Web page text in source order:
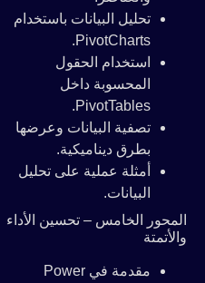
تحليل البيانات باستخدام
PivotCharts.
استخدام الحقول
المحسوبة داخل
PivotTables.
تصفية البيانات وعرضها
بطرق ديناميكية.
أمثلة عملية على تحليل
البيانات.
المحور الخامس – تحسين الأداء
والأتمتة
مقدمة في Power